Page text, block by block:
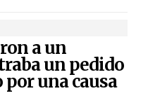
a un
un pedido
una causa